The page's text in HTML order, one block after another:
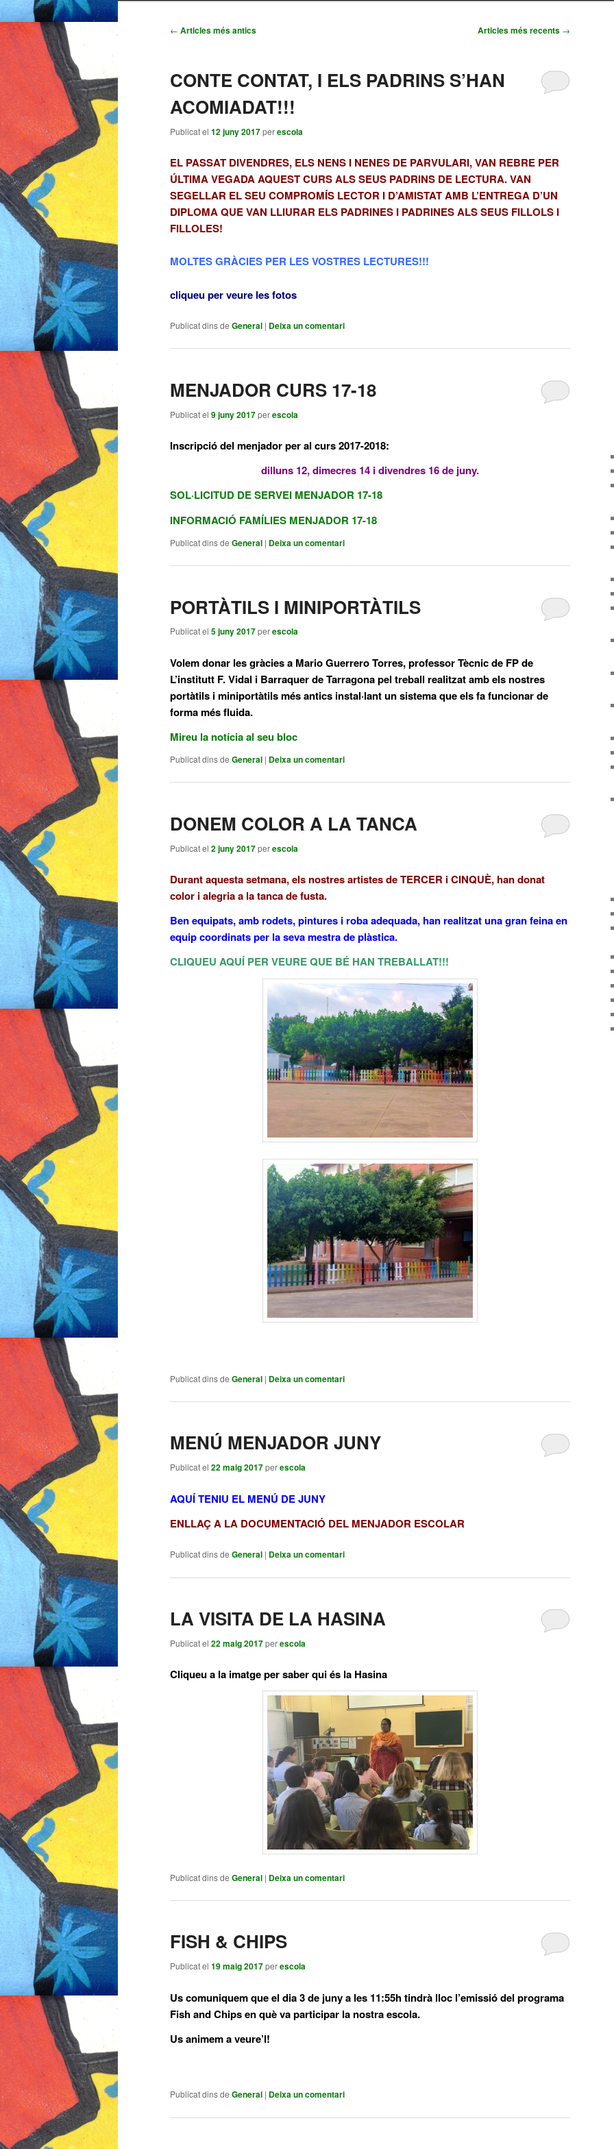
principal
secundari
Navegació
← Articles més antics Articles més recents →
CONTE CONTAT, I ELS PADRINS S’HAN
ACOMIADAT!!!
Publicat el 12 juny 2017perescola
EL PASSAT DIVENDRES, ELS NENS I NENES DE PARVULARI, VAN REBRE PER
ÚLTIMA VEGADA AQUEST CURS ALS SEUS PADRINS DE LECTURA. VAN
SEGELLAR EL SEU COMPROMÍS LECTOR I D’AMISTAT AMB L’ENTREGA D’UN
DIPLOMA QUE VAN LLIURAR ELS PADRINES I PADRINES ALS SEUS FILLOLS I
FILLOLES!
MOLTES GRÀCIES PER LES VOSTRES LECTURES!!!
cliqueu per veure les fotos
Publicat dins de General | Deixa un comentari
MENJADOR CURS 17-18
Publicat el 9 juny 2017perescola
Inscripció del menjador per al curs 2017-2018:
dilluns 12, dimecres 14 i divendres 16 de juny.
SOL·LICITUD DE SERVEI MENJADOR 17-18
INFORMACIÓ FAMÍLIES MENJADOR 17-18
Publicat dins de General | Deixa un comentari
PORTÀTILS I MINIPORTÀTILS
Publicat el 5 juny 2017perescola
Volem donar les gràcies a Mario Guerrero Torres, professor Tècnic de FP de
L’institutt F. Vidal i Barraquer de Tarragona pel treball realitzat amb els nostres
portàtils i miniportàtils més antics instal·lant un sistema que els fa funcionar de
forma més fluida.
Mireu la notícia al seu bloc
Publicat dins de General | Deixa un comentari
DONEM COLOR A LA TANCA
Publicat el 2 juny 2017perescola
Durant aquesta setmana, els nostres artistes de TERCER i CINQUÈ, han donat
color i alegria a la tanca de fusta.
Ben equipats, amb rodets, pintures i roba adequada, han realitzat una gran feina en
equip coordinats per la seva mestra de plàstica.
CLIQUEU AQUÍ PER VEURE QUE BÉ HAN TREBALLAT!!!
Publicat dins de General | Deixa un comentari
MENÚ MENJADOR JUNY
Publicat el 22 maig 2017perescola
AQUÍ TENIU EL MENÚ DE JUNY
ENLLAÇ A LA DOCUMENTACIÓ DEL MENJADOR ESCOLAR
Publicat dins de General | Deixa un comentari
LA VISITA DE LA HASINA
Publicat el 22 maig 2017perescola
Cliqueu a la imatge per saber qui és la Hasina
Publicat dins de General | Deixa un comentari
FISH & CHIPS
Publicat el 19 maig 2017perescola
Us comuniquem que el dia 3 de juny a les 11:55h tindrà lloc l’emissió del programa
Fish and Chips en què va participar la nostra escola.
Us animem a veure’l!
Publicat dins de General | Deixa un comentari